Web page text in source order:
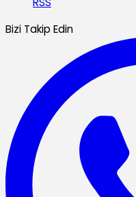
Bizi Takip Edin